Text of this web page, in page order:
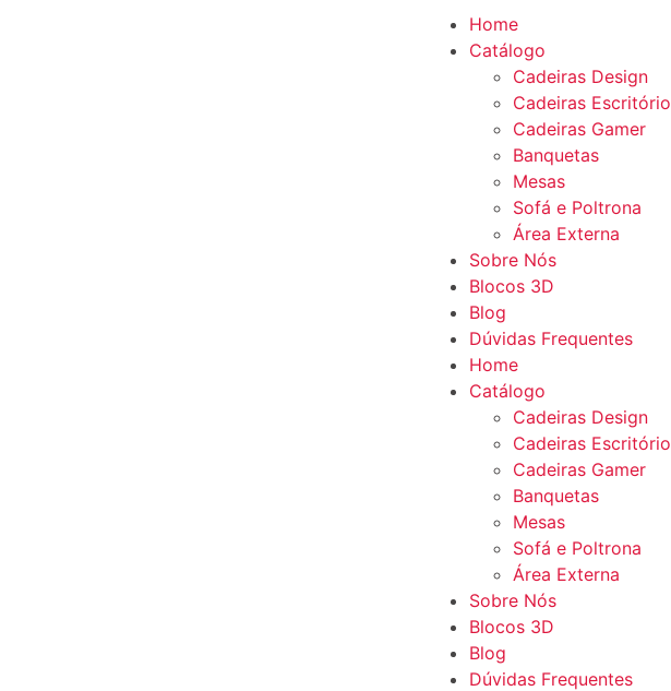
Home
Catálogo
Cadeiras Design
Cadeiras Escritório
Cadeiras Gamer
Banquetas
Mesas
Sofá e Poltrona
Área Externa
Sobre Nós
Blocos 3D
Blog
Dúvidas Frequentes
Home
Catálogo
Cadeiras Design
Cadeiras Escritório
Cadeiras Gamer
Banquetas
Mesas
Sofá e Poltrona
Área Externa
Sobre Nós
Blocos 3D
Blog
Dúvidas Frequentes